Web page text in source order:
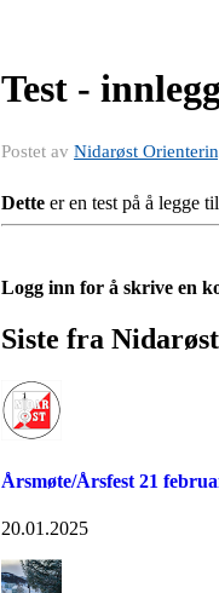
Test -
Postet av Nidarøst
Dette er en test på å legge
Logg inn for å skrive en
Siste fra
Årsmøte/Årsfest 21
20.01.2025